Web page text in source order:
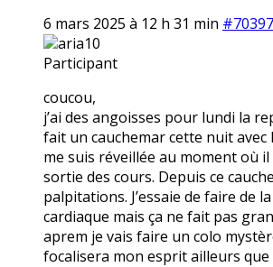
6 mars 2025 à 12 h 31 min #70397
aria10
Participant
coucou,
j’ai des angoisses pour lundi la
fait un cauchemar cette nuit avec
me suis réveillée au moment où il
sortie des cours. Depuis ce
palpitations. J’essaie de faire de
cardiaque mais ça ne fait pas
aprem je vais faire un colo
focalisera mon esprit ailleurs que